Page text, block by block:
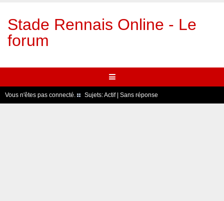
Stade Rennais Online - Le
forum
Vous n'êtes pas connecté. Sujets:Actif| Sans réponse